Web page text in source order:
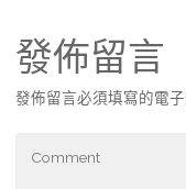
發佈留言
發佈留言必須填寫的電